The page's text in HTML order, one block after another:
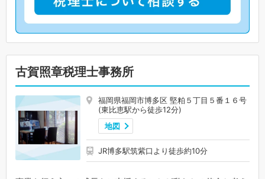
古賀照章税理士事務所
福岡県福岡市博多区 堅粕５丁目５番１６号
(東比恵駅から徒歩12分)
地図
JR博多駅筑紫口より徒歩約10分